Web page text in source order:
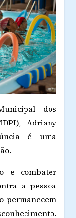
dos
Adriany
é uma
e combater
a pessoa
permanecem